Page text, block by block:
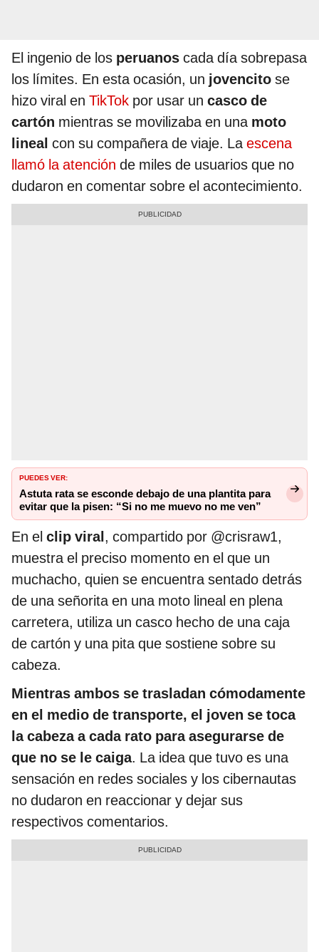
El ingenio de los peruanos cada día sobrepasa
los límites. En esta ocasión, un jovencito se
hizo viral en TikTok por usar un casco de
cartón mientras se movilizaba en una moto
lineal con su compañera de viaje. Laescena
llamó la atención de miles de usuarios que no
dudaron en comentar sobre el acontecimiento.
PUEDES VER:
Astuta rata se esconde debajo de una plantita para
evitar que la pisen: “Si no me muevo no me ven”
En el clip viral, compartido por @crisraw1,
muestra el preciso momento en el que un
muchacho, quien se encuentra sentado detrás
de una señorita en una moto lineal en plena
carretera, utiliza un casco hecho de una caja
de cartón y una pita que sostiene sobre su
cabeza.
Mientras ambos se trasladan cómodamente
en el medio de transporte, el joven se toca
la cabeza a cada rato para asegurarse de
que no se le caiga. La idea que tuvo es una
sensación en redes sociales y los cibernautas
no dudaron en reaccionar y dejar sus
respectivos comentarios.